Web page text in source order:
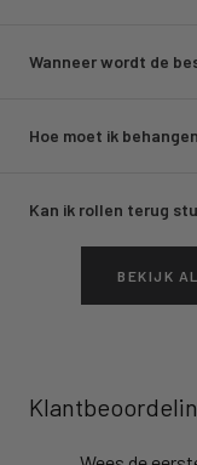
Wanneer wordt de
Hoe moet ik
Kan ik rollen terug
BEKIJK